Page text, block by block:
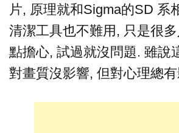
片, 原理就和Sigma的SD 系
清潔工具也不難用, 只是很
點擔心, 試過就沒問題. 雖說
對畫質沒影響, 但對心理總